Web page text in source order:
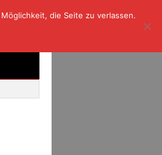
die Seite zu verlassen.